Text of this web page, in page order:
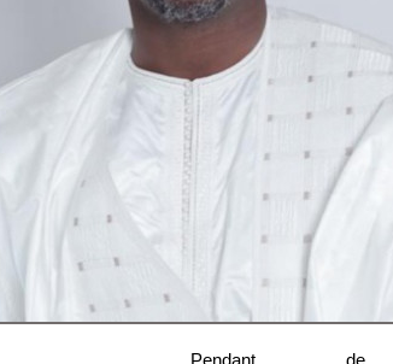
Pendant de